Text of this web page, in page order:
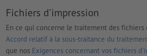
Fichiers d'impression
En ce qui concerne le traitement des fichiers
Accord relatif à la sous-traitance du
que nos Exigences concernant vos fichiers